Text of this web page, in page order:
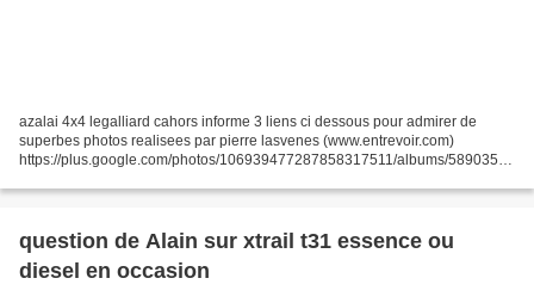
azalai 4x4 legalliard cahors informe 3 liens ci dessous pour admirer de
superbes photos realisees par pierre lasvenes (www.entrevoir.com)
https://plus.google.com/photos/106939477287858317511/albums/58903516
https://plus.google.com/photos/106939477287858317511/albums/58903580
question de Alain sur xtrail t31 essence ou
diesel en occasion